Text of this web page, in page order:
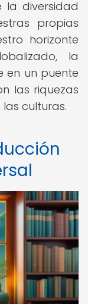
la diversidad
propias
horizonte
la
en un puente
las riquezas
culturas.